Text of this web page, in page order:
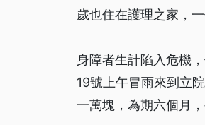
歲也住在護理之家，
身障者生計陷入危機
19號上午冒雨來到立
一萬塊，為期六個月